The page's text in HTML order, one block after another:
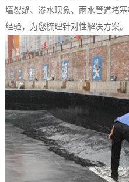
墙裂缝、渗水现象、雨水管道堵
经验，为您梳理针对性解决方案。